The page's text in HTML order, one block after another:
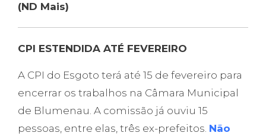
(ND Mais)
CPI ESTENDIDA ATÉ FEVEREIRO
A CPI do Esgoto terá até 15 de fevereiro para
encerrar os trabalhos na Câmara Municipal
de Blumenau. A comissão já ouviu 15
pessoas, entre elas, três ex-prefeitos. Não